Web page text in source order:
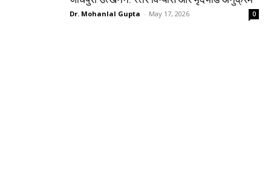
Dr. Mohanlal Gupta - May 17, 2026 0